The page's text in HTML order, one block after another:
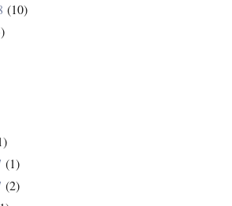
(10)
(1)
(2)